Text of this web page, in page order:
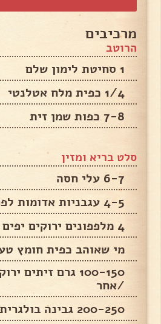
מרכיבים
הרוטב
1 סחיטת לימון שלם
1/4 כפית מלח אטלנטי
7-8 כפות שמן זית
סלט בריא ומזין
6-7 עלי חסה
4-5 עגבניות אדומות לפרוסות
4 מלפפונים ירוקים יפים פרוסים
מי שאוהב כפית חומץ
100-150 גרם
/אחר
200-250 גבינה בולגרית / אחר